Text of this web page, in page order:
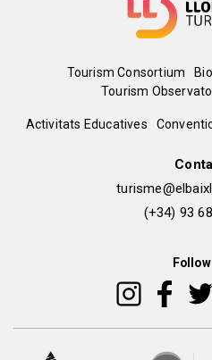
Menú
del
Tourism Consortium
Tourism
Peu
Activitats Educatives
(+34) 93